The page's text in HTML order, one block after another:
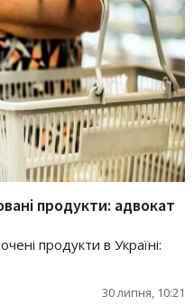
продукти: адвокат
продукти в Україні:
30 липня, 10:21